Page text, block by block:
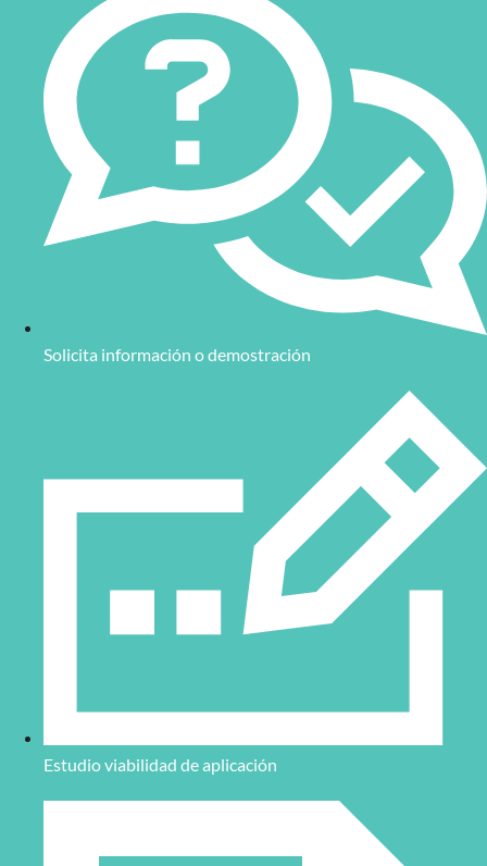
Solicita información o demostración
Estudio viabilidad de aplicación